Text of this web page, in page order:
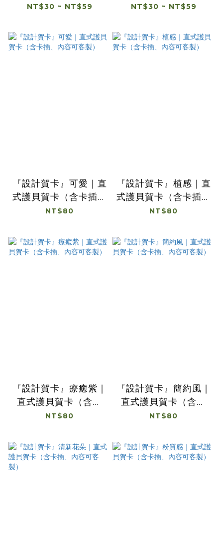
NT$30 ~ NT$59 NT$30 ~ NT$59
『設計賀卡』可愛｜直
式護貝賀卡（含卡插、
內容可客製）
NT$80
『設計賀卡』植感｜直
式護貝賀卡（含卡插、
內容可客製）
NT$80
『設計賀卡』療癒紫｜
直式護貝賀卡（含卡
插、內容可客製）
NT$80
『設計賀卡』簡約風｜
直式護貝賀卡（含卡
插、內容可客製）
NT$80